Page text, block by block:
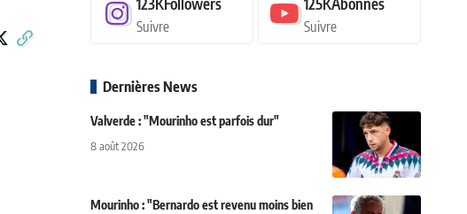
Suivre Suivre
Dernières News
Valverde : "Mourinho est parfois dur"
8 août 2026
Mourinho : "Bernardo est revenu moins bien